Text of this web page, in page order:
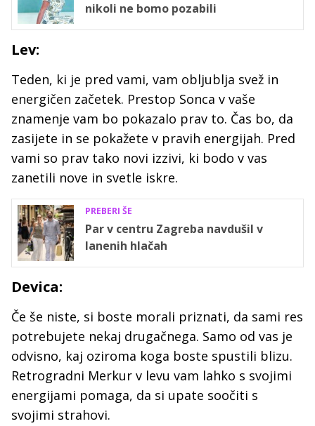
nikoli ne bomo pozabili
Lev:
Teden, ki je pred vami, vam obljublja svež in
energičen začetek. Prestop Sonca v vaše
znamenje vam bo pokazalo prav to. Čas bo, da
zasijete in se pokažete v pravih energijah. Pred
vami so prav tako novi izzivi, ki bodo v vas
zanetili nove in svetle iskre.
PREBERI ŠE
Par v centru Zagreba navdušil v
lanenih hlačah
Devica:
Če še niste, si boste morali priznati, da sami res
potrebujete nekaj drugačnega. Samo od vas je
odvisno, kaj oziroma koga boste spustili blizu.
Retrogradni Merkur v levu vam lahko s svojimi
energijami pomaga, da si upate soočiti s
svojimi strahovi.